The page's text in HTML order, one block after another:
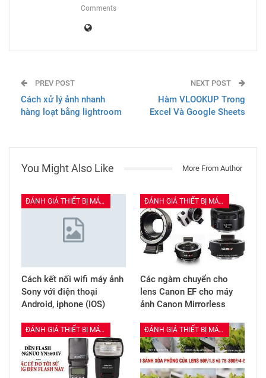
Comments
PREV POST
Cách xử lý ảnh nhanh
hàng loạt bằng lightroom
NEXT POST
Hàm VLOOKUP Trong
Excel Và Google Sheets
You Might Also Like More From Author
ĐÁNH GIÁ THIẾT BỊ MÁY ẢNH
Cách kết nối wifi máy ảnh
Sony với điện thoại
Android, iphone (IOS)
ĐÁNH GIÁ THIẾT BỊ MÁY ẢNH
Các ngàm chuyển cho
lens Canon EF cho máy
ảnh Canon Mirrorless
ĐÁNH GIÁ THIẾT BỊ MÁY ẢNH ĐÁNH GIÁ THIẾT BỊ MÁY ẢNH